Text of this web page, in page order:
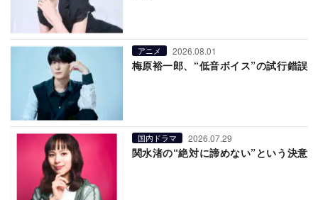
アニメ 2026.08.01
梅原裕一郎、“低音ボイス”の試行錯誤
国内ドラマ 2026.07.29
関水渚の“絶対に諦めない”という決意